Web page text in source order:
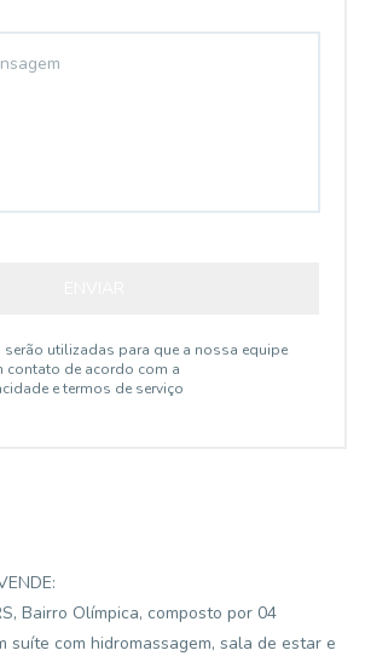
utilizadas para que a nossa equipe
contato de acordo com a
e termos de serviço
Bairro Olímpica, composto por 04
suíte com hidromassagem, sala de estar e